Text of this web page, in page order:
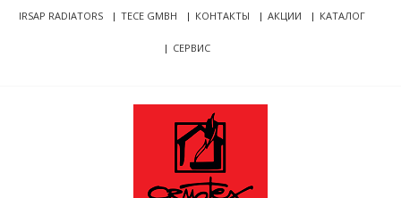
Skip
SkipIRSAP RADIATORS TECE GMBH КОНТАКТЫ АКЦИИ КАТАЛОГ
СЕРВИС